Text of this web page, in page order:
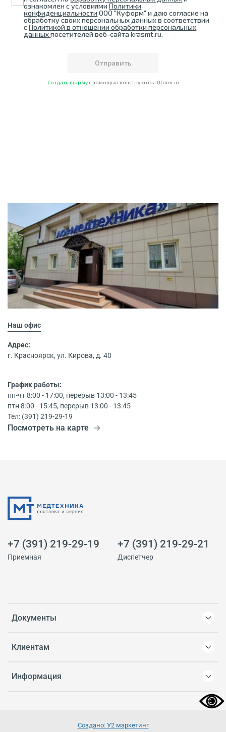
ознакомлен с условиямиПолитики
конфиденциальности ООО "Куформ" и даю согласие на
обработку своих персональных данных в соответствии
сПолитикой в отношении обработки персональных
данныхпосетителей веб-сайта krasmt.ru.
Создать форму с помощью конструктора Qform.io
Наш офис
Адрес:
г. Красноярск, ул. Кирова, д. 40
График работы:
пн-чт 8:00 - 17:00, перерыв 13:00 - 13:45
птн 8:00 - 15:45, перерыв 13:00 - 13:45
Тел: (391) 219-29-19
Посмотреть на карте
Документы
Клиентам
Информация
+7 (391) 219-29-19
Приемная
+7 (391) 219-29-21
Диспетчер
Создано: У2 маркетинг